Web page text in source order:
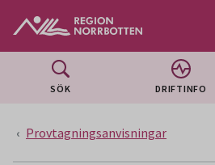
SÖK DRIFTINFO
Provtagningsanvisningar